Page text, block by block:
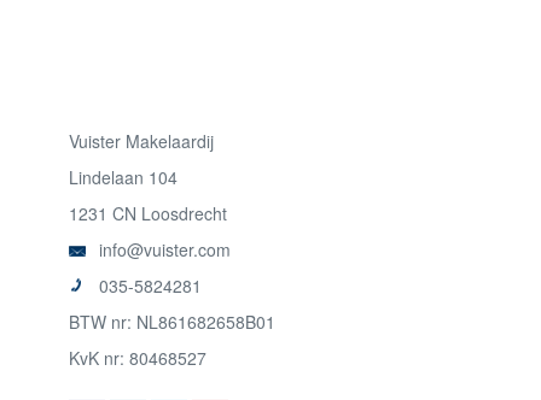
Vuister Makelaardij
Lindelaan 104
1231 CN Loosdrecht
info@vuister.com
035-5824281
BTW nr: NL861682658B01
KvK nr: 80468527